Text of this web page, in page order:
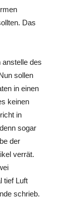
Das
des
sollen
in einen
keinen
in
sogar
der
verrät.
tief Luft
schrieb.